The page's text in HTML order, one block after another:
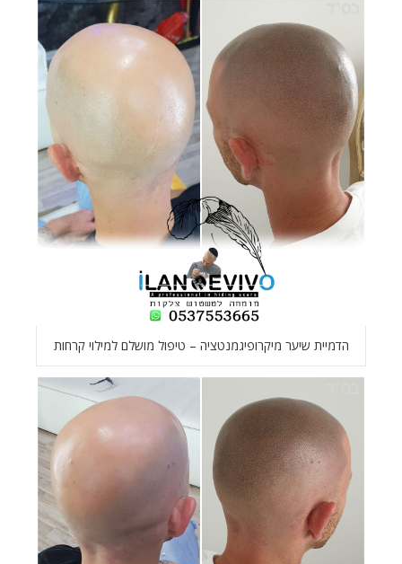
הדמיית שיער מיקרופיגמנטציה – טיפול מושלם למילוי קרחות